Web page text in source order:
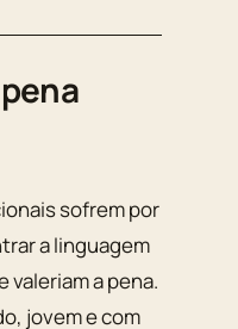
sofrem por
a linguagem
valeriam a pena.
jovem e com